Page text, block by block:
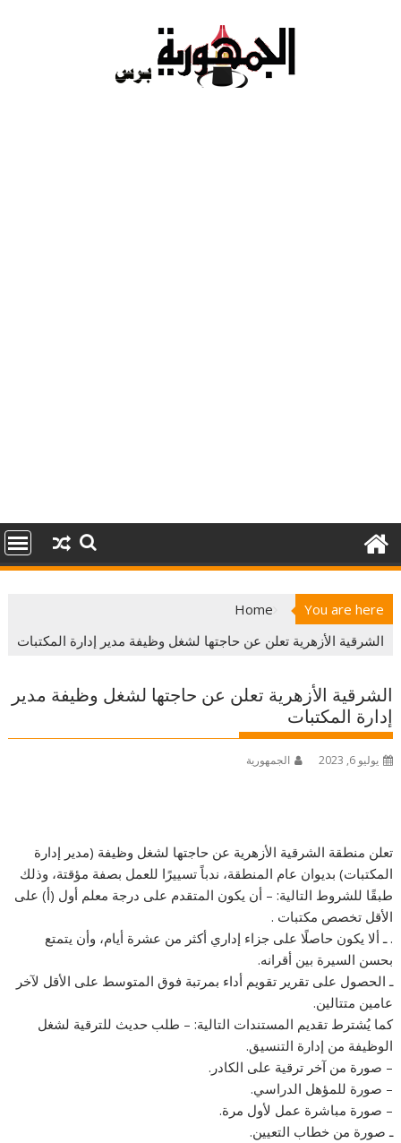
You are here
Home
الشرقية الأزهرية تعلن عن حاجتها لشغل وظيفة مدير إدارة المكتبات
الشرقية الأزهرية تعلن عن حاجتها لشغل وظيفة مدير
إدارة المكتبات
يوليو 6, 2023 الجمهورية
تعلن منطقة الشرقية الأزهرية عن حاجتها لشغل وظيفة (مدير إدارة
المكتبات) بديوان عام المنطقة، ندباً تسييرًا للعمل بصفة مؤقتة، وذلك
طبقًا للشروط التالية: – أن يكون المتقدم على درجة معلم أول (أ) على
الأقل تخصص مكتبات .
. ـ ألا يكون حاصلًا على جزاء إداري أكثر من عشرة أيام، وأن يتمتع
بحسن السيرة بين أقرانه.
ـ الحصول على تقرير تقويم أداء بمرتبة فوق المتوسط على الأقل لآخر
عامين متتالين.
كما يُشترط تقديم المستندات التالية: – طلب حديث للترقية لشغل
الوظيفة من إدارة التنسيق.
– صورة من آخر ترقية على الكادر.
– صورة للمؤهل الدراسي.
– صورة مباشرة عمل لأول مرة.
ـ صورة من خطاب التعيين.